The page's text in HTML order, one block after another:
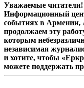
Уважаемые читатели!
Информационный
событиях в Армении,
продолжаем эту
которым
независимая
и хотите, чтобы
можете поддержать